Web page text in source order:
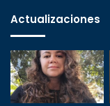
Actualizaciones